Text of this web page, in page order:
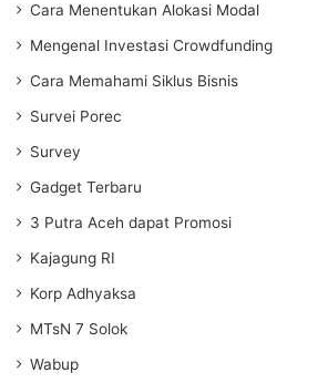
Cara Menentukan Alokasi Modal
Mengenal Investasi Crowdfunding
Cara Memahami Siklus Bisnis
Survei Porec
Survey
Gadget Terbaru
3 Putra Aceh dapat Promosi
Kajagung RI
Korp Adhyaksa
MTsN 7 Solok
Wabup